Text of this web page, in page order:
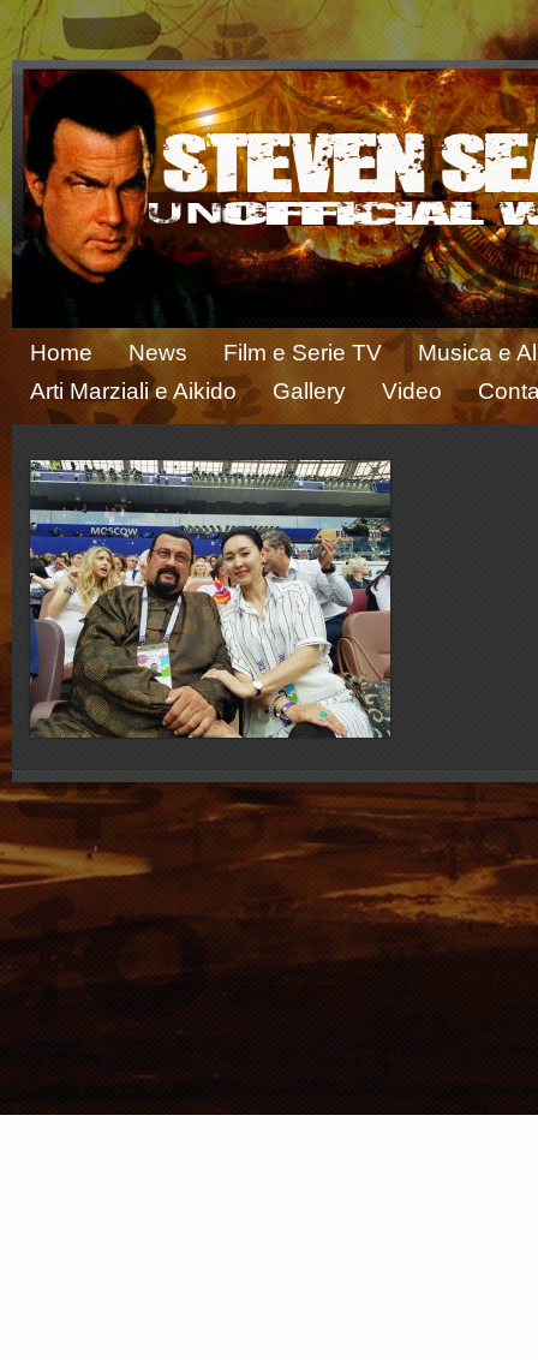
Home News Film e Serie TV
Musica e
Arti Marziali e Aikido
Gallery Video